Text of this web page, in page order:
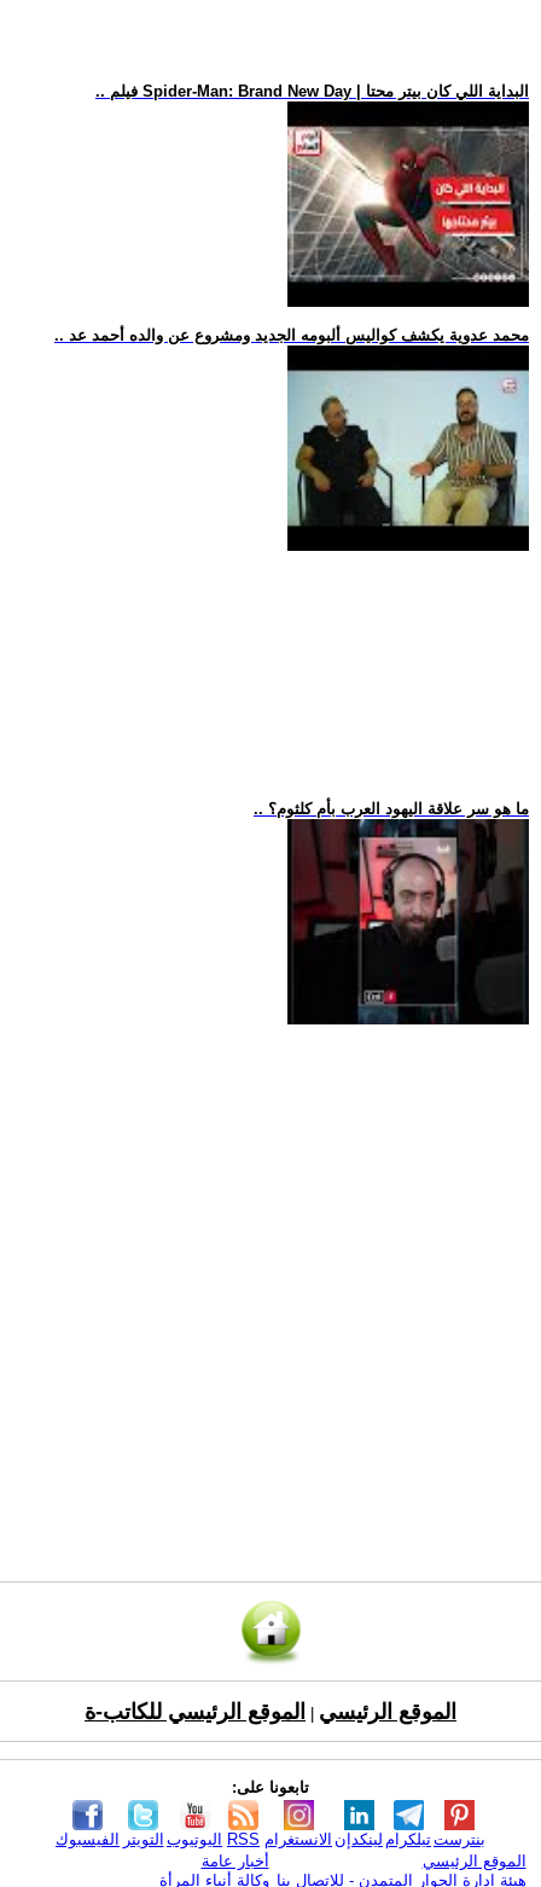
.. فيلم Spider-Man: Brand New Day | البداية اللي كان بيتر محتا
.. محمد عدوية يكشف كواليس ألبومه الجديد ومشروع عن والده أحمد عد
.. ما هو سر علاقة اليهود العرب بأم كلثوم؟
الموقع الرئيسي الموقع الرئيسي للكاتب-ة
تابعونا على:
الفيسبوك التويتر اليوتيوب RSS الانستغرام لينكدإن تيلكرامبنترست
الموقع الرئيسي
هيئة ادارة الحوار المتمدن - للإتصال بنا
أخبار عامة
وكالة أنباء المرأة